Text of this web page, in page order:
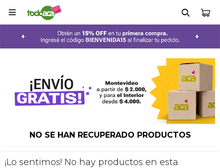

NO SE HAN RECUPERADO PRODUCTOS
¡Lo sentimos! No hay productos en esta